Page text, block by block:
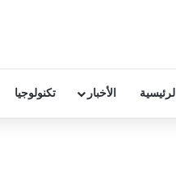
الرئيسية الأخبار تكنولوجيا